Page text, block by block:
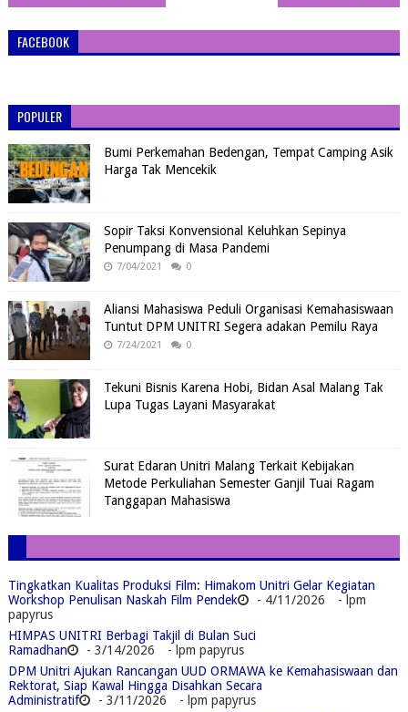
FACEBOOK
POPULER
Bumi Perkemahan Bedengan, Tempat Camping Asik
Harga Tak Mencekik
Sopir Taksi Konvensional Keluhkan Sepinya
Penumpang di Masa Pandemi
7/04/2021 0
Aliansi Mahasiswa Peduli Organisasi Kemahasiswaan
Tuntut DPM UNITRI Segera adakan Pemilu Raya
7/24/2021 0
Tekuni Bisnis Karena Hobi, Bidan Asal Malang Tak
Lupa Tugas Layani Masyarakat
Surat Edaran Unitri Malang Terkait Kebijakan
Metode Perkuliahan Semester Ganjil Tuai Ragam
Tanggapan Mahasiswa
Tingkatkan Kualitas Produksi Film: Himakom Unitri Gelar Kegiatan
Workshop Penulisan Naskah Film Pendek
- 4/11/2026
- lpm
papyrus
HIMPAS UNITRI Berbagi Takjil di Bulan Suci
Ramadhan
- 3/14/2026
- lpm papyrus
DPM Unitri Ajukan Rancangan UUD ORMAWA ke Kemahasiswaan dan
Rektorat, Siap Kawal Hingga Disahkan Secara
Administratif
- 3/11/2026
- lpm papyrus